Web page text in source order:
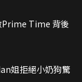
Prime Time 背後
姐拒絕小奶狗驚